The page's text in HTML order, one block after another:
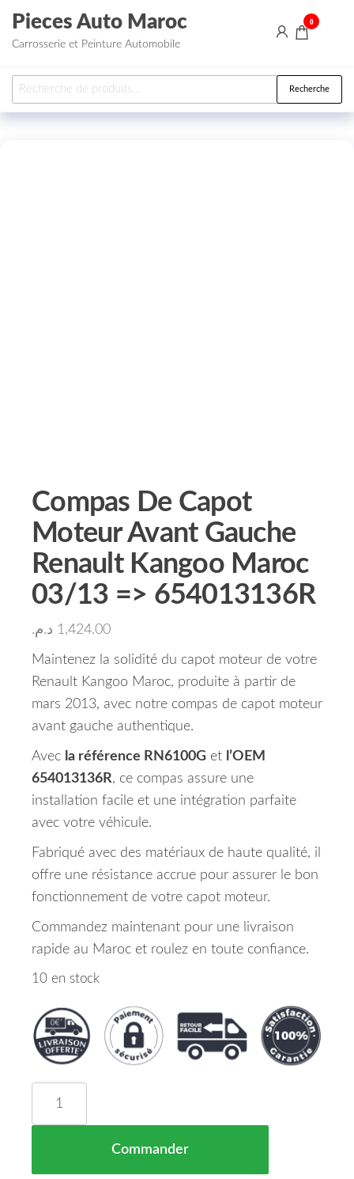
Aller au contenu
Pieces Auto Maroc
Carrosserie et Peinture Automobile
0
Recherche pour : Recherche
Compas De Capot
Moteur Avant Gauche
Renault Kangoo Maroc
03/13 => 654013136R
1,424.00 د.م.
Maintenez la solidité du capot moteur de votre
Renault Kangoo Maroc, produite à partir de
mars 2013, avec notre compas de capot moteur
avant gauche authentique.
Avec la référence RN6100G et l’OEM
654013136R, ce compas assure une
installation facile et une intégration parfaite
avec votre véhicule.
Fabriqué avec des matériaux de haute qualité, il
offre une résistance accrue pour assurer le bon
fonctionnement de votre capot moteur.
Commandez maintenant pour une livraison
rapide au Maroc et roulez en toute confiance.
10 en stock
Commander